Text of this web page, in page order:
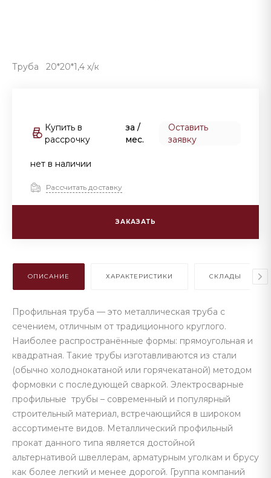
Труба 20*20*1,4 х/к
Купить в
рассрочку
за/
мес.
Оставить
заявку
нет в наличии
Рассчитать доставку
ЗАКАЗАТЬ
ОПИСАНИЕ ХАРАКТЕРИСТИКИ СКЛАДЫ
Профильная труба — это металлическая труба с
сечением, отличным от традиционного круглого.
Наиболее распространённые формы: прямоугольная и
квадратная. Такие трубы изготавливаются из стали
(обычно холоднокатаной или горячекатаной) методом
формовки с последующей сваркой. Электросварные
профильные трубы – современный и популярный
строительный материал, встречающийся в широком
ассортименте видов. Металлический профильный
прокат данного типа является достойной
альтернативой швеллерам, арматурным уголкам и брусу
как более легкий и менее дорогой. Группа компаний